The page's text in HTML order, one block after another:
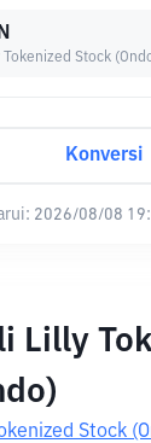
Tokenized Stock
Konversi
2026/08/08
Lilly
Stock